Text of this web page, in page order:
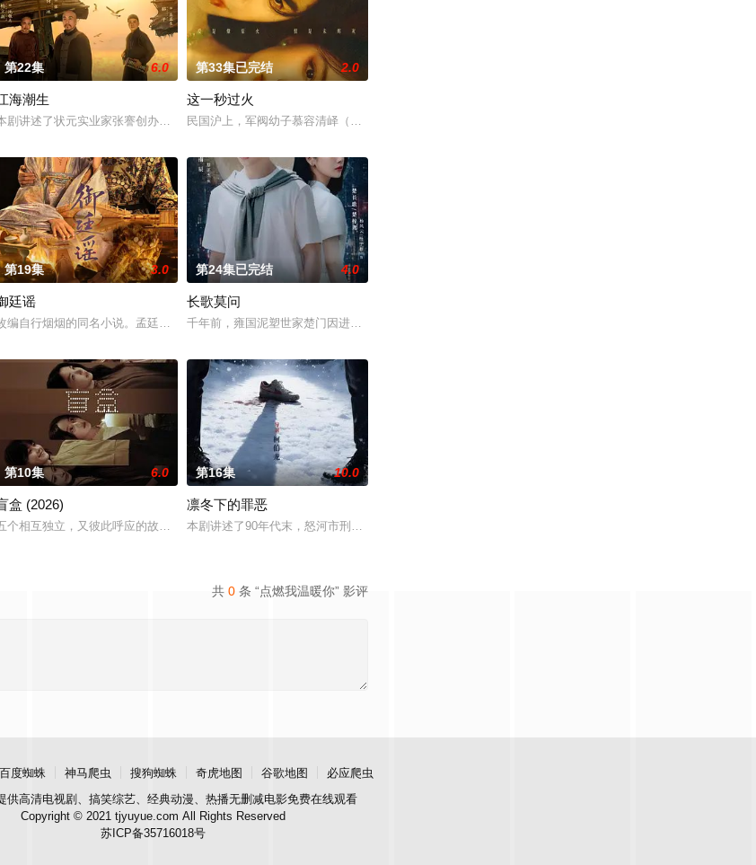
喜欢你，哲学和生物学意义上的喜欢。”那个夜晚，他脸颊
举办的小型军事演习中，郭子剑因不满演习流于形式，假传指令要求真打实抗，虽引发哗然，却
第22集 6.0
海潮生
剧讲述了状元实业家张謇创办大生企业，实业报国的故事。甲午战争后，国家蒙羞，张謇虽高中状元，却渴望寻求强国之路。他毅然弃政
第33集已完结 2.0
这一秒过火
民国沪上，军阀幼子慕容清峄（张凌赫 饰）因被抱错而受尽养父虐待，少年出逃时被任素素（王楚然 饰）所
在成人用品店与酒吧的霓虹外衣下展开相互救赎的故事..
恩师林晚媚的双重背叛。她从恨意中涅槃重生，借私生女桑落的身份入住程家。她步步为营，周旋
第19集 3.0
廷谣
编自行烟烟的同名小说。孟廷辉，大平王朝有史以来个以女子进士科三元及第入翰林院的奇女子。十年前的她被他从死人堆里救出来，蓬
第24集已完结 4.0
长歌莫问
千年前，雍国泥塑世家楚门因进贡的“十二生肖”离奇流血炸裂，惨遭满门流放，楚父以死鸣冤。楚家大小姐楚
国准备银行”发行的伪钞货币。根据党中央指示，高景波、徐邵梁、孙希光和黄鹰等人开始筹备
第10集 6.0
盒 (2026)
个相互独立，又彼此呼应的故事——用一场精心策划的“夏令营”完成复仇的受害者；临终前与遗憾和解的“无用之人”；共享同一具躯
第16集 10.0
凛冬下的罪恶
本剧讲述了90年代末，怒河市刑侦支队在无普及监控、无DNA鉴定技术的支持下，通过摸排、勘查等传统刑侦
共 0 条 “点燃我温暖你” 影评
百度蜘蛛 神马爬虫 搜狗蜘蛛 奇虎地图 谷歌地图
必应爬虫
供高清电视剧、搞笑综艺、经典动漫、热播无删减电影免费在线观看
Copyright © 2021 tjyuyue.com All Rights Reserved
苏ICP备35716018号